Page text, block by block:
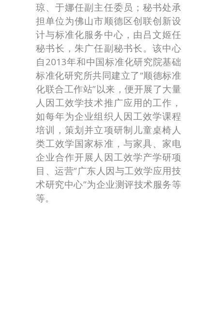
琼、于娜任副主任委员；秘书处承
担单位为佛山市顺德区创联创新设
计与标准化服务中心，由吕文姬任
秘书长，朱广任副秘书长。该中心
自2013年和中国标准化研究院基础
标准化研究所共同建立了“顺德标准
化联合工作站”以来，便开展了大量
人因工效学技术推广应用的工作，
如每年为企业组织人因工效学课程
培训，策划并立项研制儿童桌椅人
类工效学国家标准，与家具、家电
企业合作开展人因工效学产学研项
目、运营“广东人因与工效学应用技
术研究中心”为企业测评技术服务等
等。